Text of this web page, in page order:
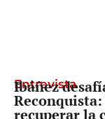
Entrevista
Ibáñez
Reconquista:
recuperar la